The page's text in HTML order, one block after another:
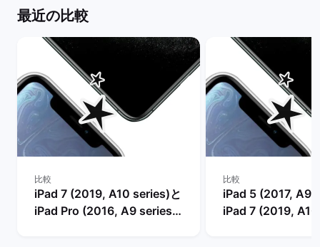
最近の比較
比較
iPad 7 (2019, A10 series)と
iPad Pro (2016, A9 series)
比較
iPad 5 (2017, A9
iPad 7 (2019,